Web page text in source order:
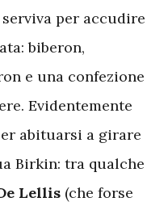
per accudire
biberon,
e una confezione
Evidentemente
abituarsi a girare
Birkin: tra qualche
Lellis (che forse